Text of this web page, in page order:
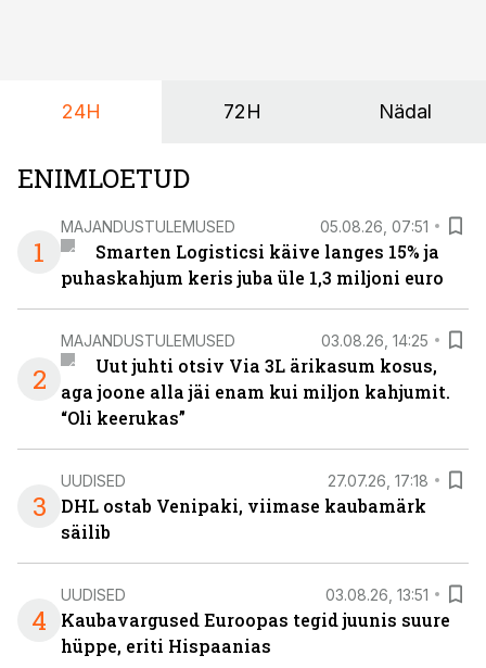
24H 72H Nädal
ENIMLOETUD
1
MAJANDUSTULEMUSED 05.08.26, 07:51
Smarten Logisticsi käive langes 15% ja
puhaskahjum keris juba üle 1,3 miljoni euro
2
MAJANDUSTULEMUSED 03.08.26, 14:25
Uut juhti otsiv Via 3L ärikasum kosus,
aga joone alla jäi enam kui miljon kahjumit.
“Oli keerukas”
3
UUDISED 27.07.26, 17:18
DHL ostab Venipaki, viimase kaubamärk
säilib
4
UUDISED 03.08.26, 13:51
Kaubavargused Euroopas tegid juunis suure
hüppe, eriti Hispaanias